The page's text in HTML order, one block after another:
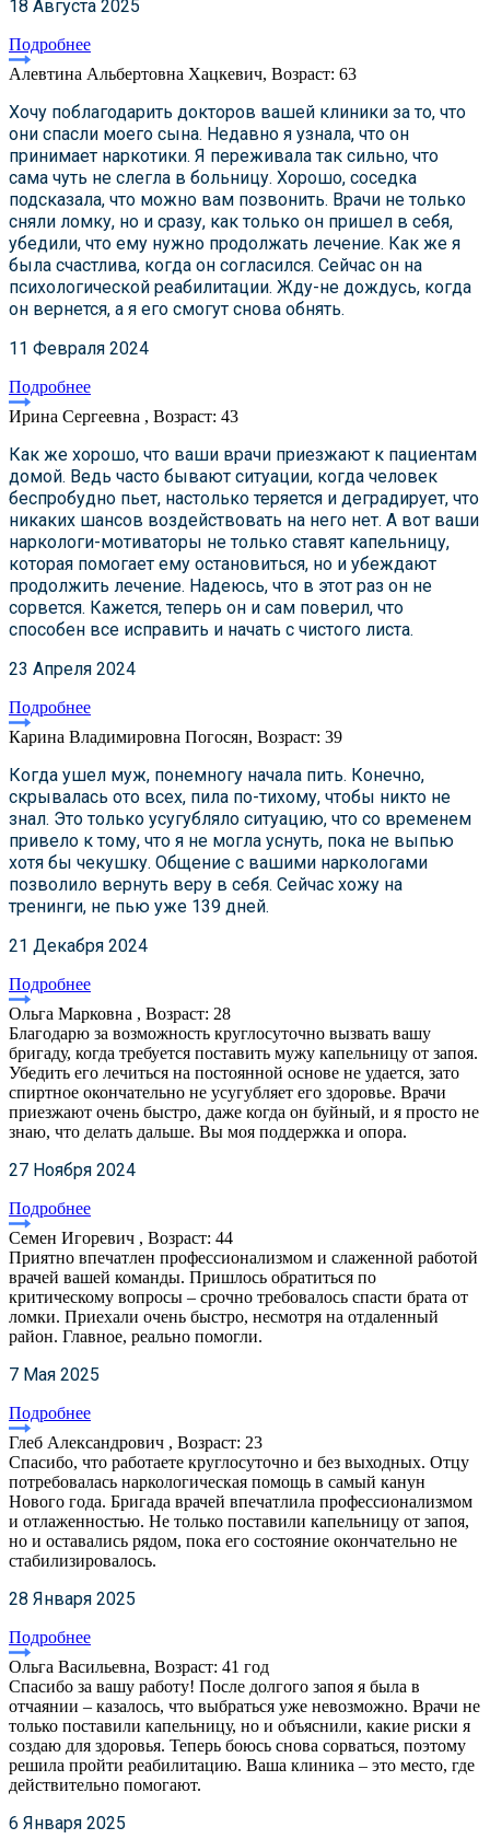
18 Августа 2025
Подробнее
Алевтина Альбертовна Хацкевич, Возраст: 63
Хочу поблагодарить докторов вашей клиники за то, что
они спасли моего сына. Недавно я узнала, что он
принимает наркотики. Я переживала так сильно, что
сама чуть не слегла в больницу. Хорошо, соседка
подсказала, что можно вам позвонить. Врачи не только
сняли ломку, но и сразу, как только он пришел в себя,
убедили, что ему нужно продолжать лечение. Как же я
была счастлива, когда он согласился. Сейчас он на
психологической реабилитации. Жду-не дождусь, когда
он вернется, а я его смогут снова обнять.
11 Февраля 2024
Подробнее
Ирина Сергеевна , Возраст: 43
Как же хорошо, что ваши врачи приезжают к пациентам
домой. Ведь часто бывают ситуации, когда человек
беспробудно пьет, настолько теряется и деградирует, что
никаких шансов воздействовать на него нет. А вот ваши
наркологи-мотиваторы не только ставят капельницу,
которая помогает ему остановиться, но и убеждают
продолжить лечение. Надеюсь, что в этот раз он не
сорвется. Кажется, теперь он и сам поверил, что
способен все исправить и начать с чистого листа.
23 Апреля 2024
Подробнее
Карина Владимировна Погосян, Возраст: 39
Когда ушел муж, понемногу начала пить. Конечно,
скрывалась ото всех, пила по-тихому, чтобы никто не
знал. Это только усугубляло ситуацию, что со временем
привело к тому, что я не могла уснуть, пока не выпью
хотя бы чекушку. Общение с вашими наркологами
позволило вернуть веру в себя. Сейчас хожу на
тренинги, не пью уже 139 дней.
21 Декабря 2024
Подробнее
Ольга Марковна , Возраст: 28
Благодарю за возможность круглосуточно вызвать вашу
бригаду, когда требуется поставить мужу капельницу от запоя.
Убедить его лечиться на постоянной основе не удается, зато
спиртное окончательно не усугубляет его здоровье. Врачи
приезжают очень быстро, даже когда он буйный, и я просто не
знаю, что делать дальше. Вы моя поддержка и опора.
27 Ноября 2024
Подробнее
Семен Игоревич , Возраст: 44
Приятно впечатлен профессионализмом и слаженной работой
врачей вашей команды. Пришлось обратиться по
критическому вопросы – срочно требовалось спасти брата от
ломки. Приехали очень быстро, несмотря на отдаленный
район. Главное, реально помогли.
7 Мая 2025
Подробнее
Глеб Александрович , Возраст: 23
Спасибо, что работаете круглосуточно и без выходных. Отцу
потребовалась наркологическая помощь в самый канун
Нового года. Бригада врачей впечатлила профессионализмом
и отлаженностью. Не только поставили капельницу от запоя,
но и оставались рядом, пока его состояние окончательно не
стабилизировалось.
28 Января 2025
Подробнее
Ольга Васильевна, Возраст: 41 год
Спасибо за вашу работу! После долгого запоя я была в
отчаянии – казалось, что выбраться уже невозможно. Врачи не
только поставили капельницу, но и объяснили, какие риски я
создаю для здоровья. Теперь боюсь снова сорваться, поэтому
решила пройти реабилитацию. Ваша клиника – это место, где
действительно помогают.
6 Января 2025